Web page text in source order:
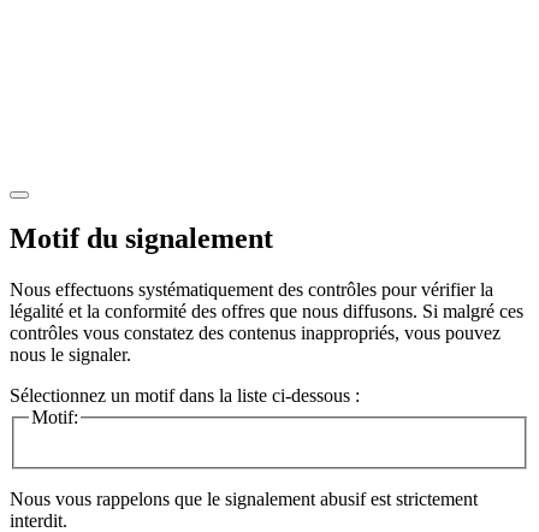
Motif du signalement
Nous effectuons systématiquement des contrôles pour vérifier la
légalité et la conformité des offres que nous diffusons. Si malgré ces
contrôles vous constatez des contenus inappropriés, vous pouvez
nous le signaler.
Sélectionnez un motif dans la liste ci-dessous :
Motif:
Nous vous rappelons que le signalement abusif est strictement
interdit.